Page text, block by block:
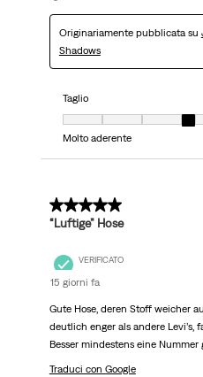
Originariamente pubblicata su
Shadows
Taglio
Taglio, 4 su 7, dove 1 è
Molto aderente
5 su 5 stelle.
“Luftige” Hose
VERIFICATO
15 giorni fa
Gute Hose, deren Stoff weicher
deutlich enger als andere Levi’s,
Besser mindestens eine Nummer
Traduci con Google